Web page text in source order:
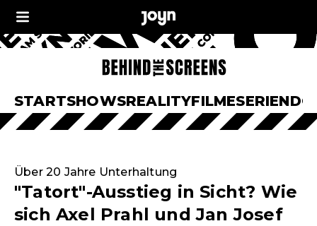
STARTSHOWSREALITYFILMESERIEN
Über 20 Jahre Unterhaltung
"Tatort"-Ausstieg in Sicht? Wie
sich Axel Prahl und Jan Josef